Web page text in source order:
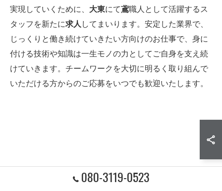
実現していくために、 大東にて鳶職人として活躍するス
タッフを新たに求人 してまいります。安定した業界で、
じっくりと働き続けていきたい方向けのお仕事で、身に
付ける技術や知識は一生モノの力としてご自身を支え続
けていきます。チームワークを大切に明るく取り組んで
いただける方からのご応募をいつでも歓迎いたします。
080-3119-0523